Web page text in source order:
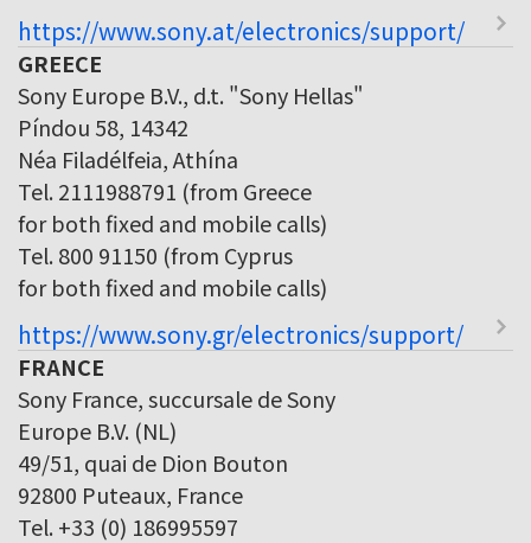
https://www.sony.at/electronics/support/
GREECE
Sony Europe B.V., d.t. "Sony Hellas"
Píndou 58, 14342
Néa Filadélfeia, Athína
Tel. 2111988791 (from Greece
for both fixed and mobile calls)
Tel. 800 91150 (from Cyprus
for both fixed and mobile calls)
https://www.sony.gr/electronics/support/
FRANCE
Sony France, succursale de Sony
Europe B.V. (NL)
49/51, quai de Dion Bouton
92800 Puteaux, France
Tel. +33 (0) 186995597